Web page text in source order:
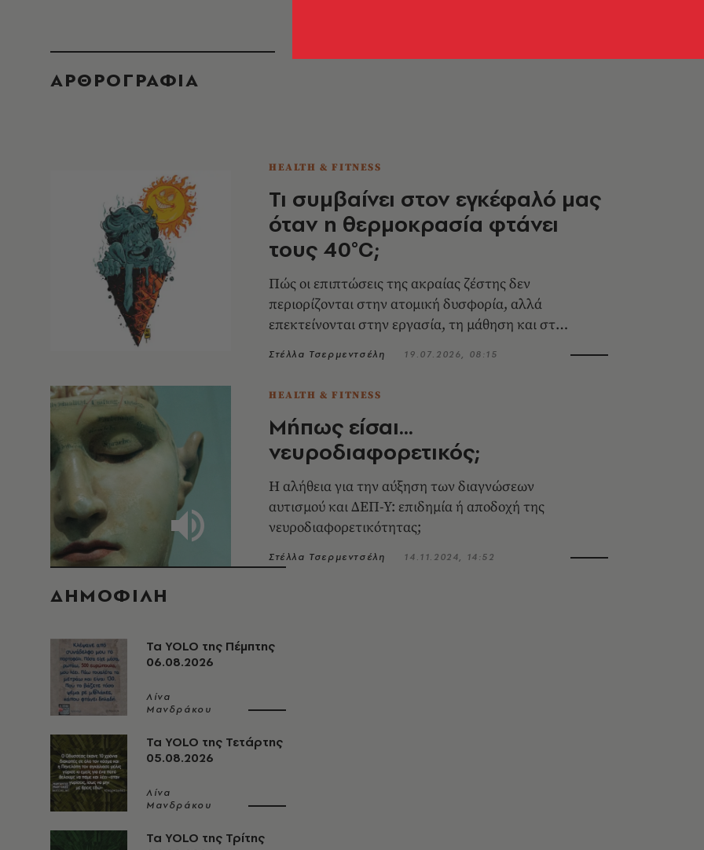
ΑΡΘΡΟΓΡΑΦΙΑ
HEALTH & FITNESS
Τι συμβαίνει στον εγκέφαλό μας
όταν η θερμοκρασία φτάνει
τους 40°C;
Πώς οι επιπτώσεις της ακραίας ζέστης δεν
περιορίζονται στην ατομική δυσφορία, αλλά
επεκτείνονται στην εργασία, τη μάθηση και στην
Στέλλα Τσερμεντσέλη 19.07.2026, 08:15
HEALTH & FITNESS
Μήπως είσαι...
νευροδιαφορετικός;
Η αλήθεια για την αύξηση των διαγνώσεων
αυτισμού και ΔΕΠ-Υ: επιδημία ή αποδοχή της
νευροδιαφορετικότητας;
Στέλλα Τσερμεντσέλη 14.11.2024, 14:52
ΔΗΜΟΦΙΛΗ
Τα YOLO της Πέμπτης
06.08.2026
Λίνα
Μανδράκου
Τα YOLO της Τετάρτης
05.08.2026
Λίνα
Μανδράκου
Τα YOLO της Τρίτης